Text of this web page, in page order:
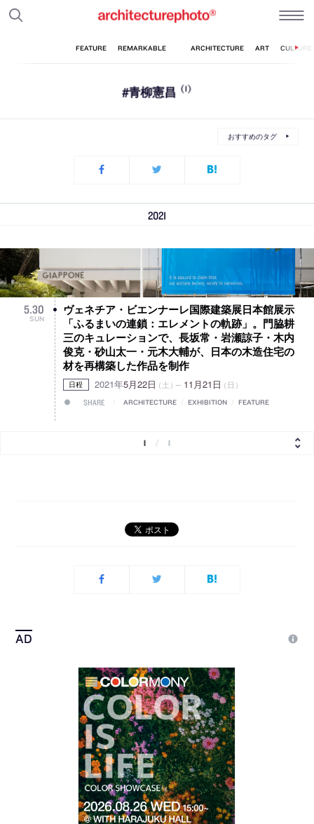
#青柳憲昌 (1)
おすすめのタグ
2021
5.30
SUN
ヴェネチア・ビエンナーレ国際建築展日本館展示
「ふるまいの連鎖：エレメントの軌跡」。門脇耕
三のキュレーションで、長坂常・岩瀬諒子・木内
俊克・砂山太一・元木大輔が、日本の木造住宅の
材を再構築した作品を制作
日程 2021年5月22日（土）– 11月21日（日）
SHARE ARCHITECTURE EXHIBITION FEATURE
1 1